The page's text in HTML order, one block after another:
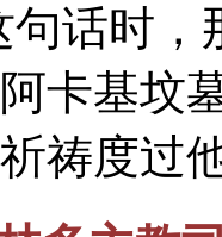
句话时
卡基坟
祷度过